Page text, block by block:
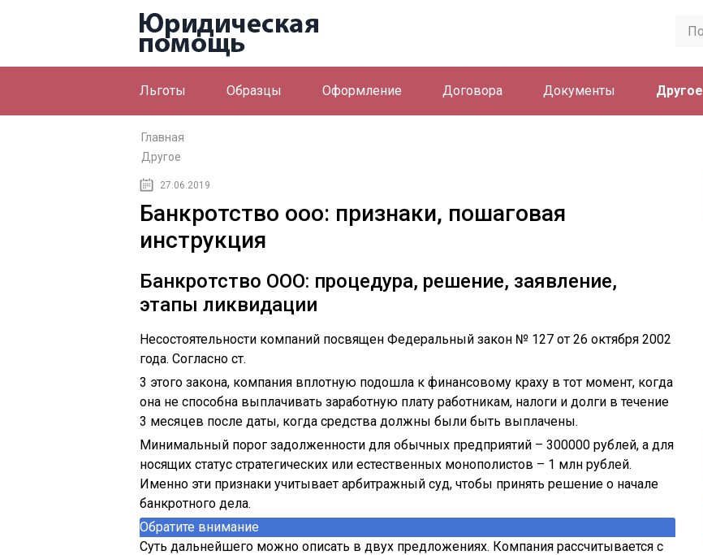
Льготы Образцы Оформление Договора Документы Другое
Главная
Другое
27.06.2019
Банкротство ооо: признаки, пошаговая
инструкция
Банкротство ООО: процедура, решение, заявление,
этапы ликвидации
Несостоятельности компаний посвящен Федеральный закон № 127 от 26 октября 2002
года. Согласно ст.
3 этого закона, компания вплотную подошла к финансовому краху в тот момент, когда
она не способна выплачивать заработную плату работникам, налоги и долги в течение
3 месяцев после даты, когда средства должны были быть выплачены.
Минимальный порог задолженности для обычных предприятий – 300000 рублей, а для
носящих статус стратегических или естественных монополистов – 1 млн рублей.
Именно эти признаки учитывает арбитражный суд, чтобы принять решение о начале
банкротного дела.
Обратите внимание
Суть дальнейшего можно описать в двух предложениях. Компания рассчитывается с